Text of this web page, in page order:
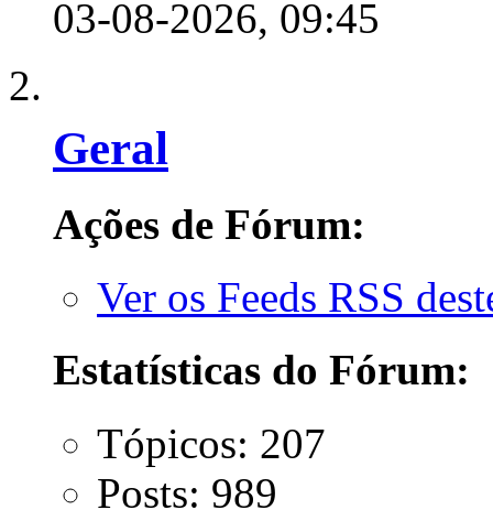
03-08-2026, 09:45
Geral
Ações de Fórum:
Ver os Feeds RSS
Estatísticas do Fórum:
Tópicos: 207
Posts: 989